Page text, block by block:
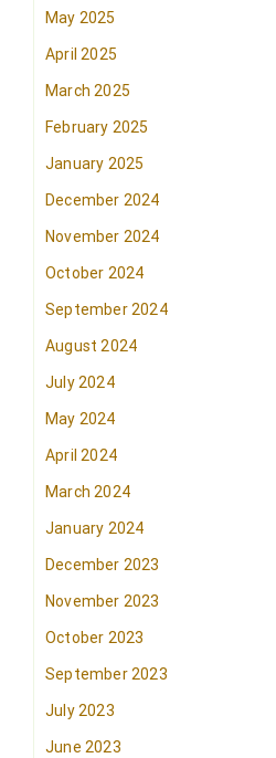
May 2025
April 2025
March 2025
February 2025
January 2025
December 2024
November 2024
October 2024
September 2024
August 2024
July 2024
May 2024
April 2024
March 2024
January 2024
December 2023
November 2023
October 2023
September 2023
July 2023
June 2023